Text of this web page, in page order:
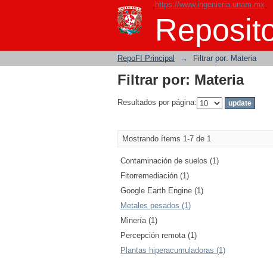
https://www.ingenieria.unam.mx
Filtrar por: Materia
RepoFI Principal → Filtrar por: Materia
Filtrar por: Materia
Resultados por página:
Mostrando ítems 1-7 de 1
Contaminación de suelos (1)
Fitorremediación (1)
Google Earth Engine (1)
Metales pesados (1)
Minería (1)
Percepción remota (1)
Plantas hiperacumuladoras (1)